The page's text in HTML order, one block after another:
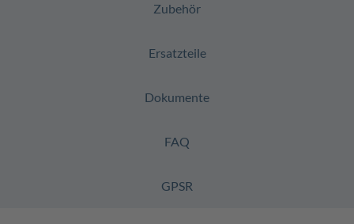
Zubehör
Ersatzteile
Dokumente
FAQ
GPSR